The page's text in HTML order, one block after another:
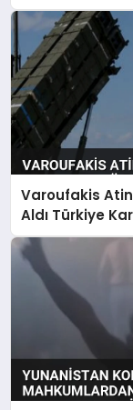
Varoufakis
Aldı Türkiye